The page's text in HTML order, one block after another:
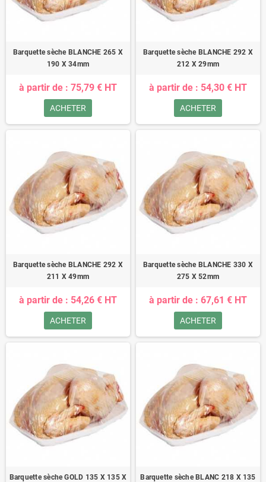
Barquette sèche BLANCHE 265 X
190 X 34mm
à partir de : 75,79 € HT
ACHETER
Barquette sèche BLANCHE 292 X
212 X 29mm
à partir de : 54,30 € HT
ACHETER
Barquette sèche BLANCHE 292 X
211 X 49mm
à partir de : 54,26 € HT
ACHETER
Barquette sèche BLANCHE 330 X
275 X 52mm
à partir de : 67,61 € HT
ACHETER
Barquette sèche GOLD 135 X 135 X Barquette sèche BLANC 218 X 135